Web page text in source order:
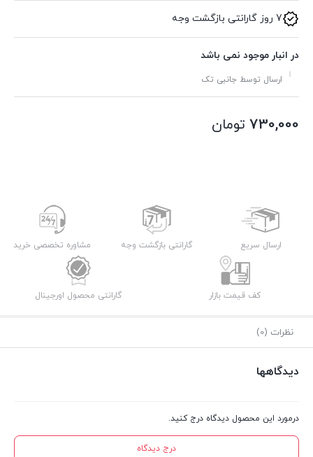
7 روز گارانتی بازگشت وجه
در انبار موجود نمی باشد
ارسال توسط جانبی تک
730,000 تومان
ارسال سریع گارانتی بازگشت وجه مشاوره تخصصی خرید
کف قیمت بازار گارانتی محصول اورجینال
نظرات (0)
دیدگاهها
درمورد این محصول دیدگاه درج کنید.
درج دیدگاه